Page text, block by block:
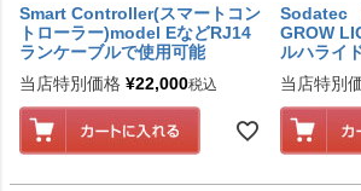
Smart Controller(スマートコン
トローラー)model EなどRJ14
ランケーブルで使用可能
当店特別価格 ¥22,000税込
Sodatec
GROW
ルハライ
当店特別